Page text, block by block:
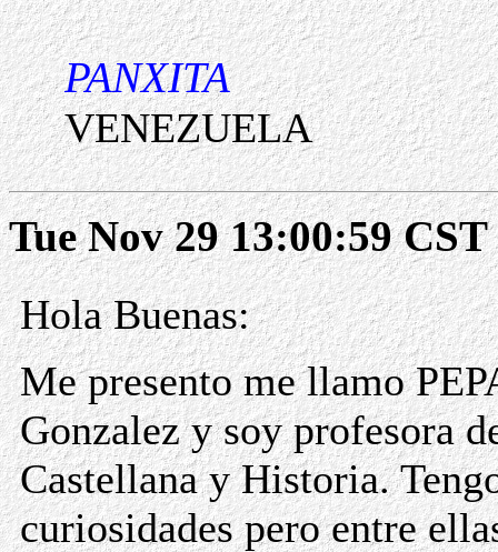
PANXITA
VENEZUELA
Tue Nov 29 13:00:59 CST
Hola Buenas:
Me presento me llamo
Gonzalez y soy profesora
Castellana y Historia.
curiosidades pero entre